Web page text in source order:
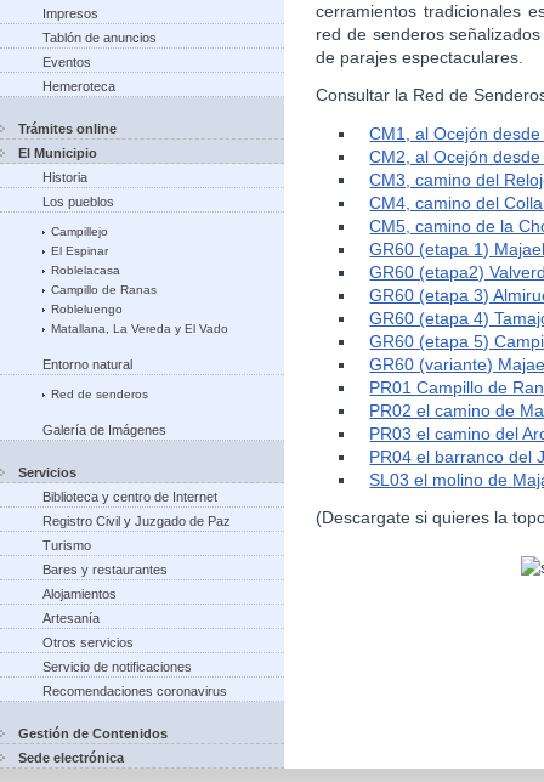
Impresos
Tablón de anuncios
Eventos
Hemeroteca
Trámites online
El Municipio
Historia
Los pueblos
Campillejo
El Espinar
Roblelacasa
Campillo de Ranas
Robleluengo
Matallana, La Vereda y El Vado
Entorno natural
Red de senderos
Galería de Imágenes
Servicios
Biblioteca y centro de Internet
Registro Civil y Juzgado de Paz
Turismo
Bares y restaurantes
Alojamientos
Artesanía
Otros servicios
Servicio de notificaciones
Recomendaciones coronavirus
Gestión de Contenidos
Sede electrónica
cerramientos tradicionales
red de senderos
de parajes espectaculares.
Consultar la Red de
CM1, al Ocejón
CM2, al Ocejón
CM3, camino del
CM4, camino del
CM5, camino de la
GR60 (etapa 1)
GR60 (etapa2)
GR60 (etapa 3)
GR60 (etapa 4)
GR60 (etapa 5)
GR60 (variante)
PR01 Campillo de
PR02 el camino de
PR03 el camino del
PR04 el barranco del
SL03 el molino de
(Descargate si quieres la